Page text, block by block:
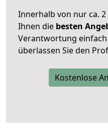
Innerhalb von nur ca.
Ihnen die besten
Verantwortung
überlassen Sie den
Kostenlose